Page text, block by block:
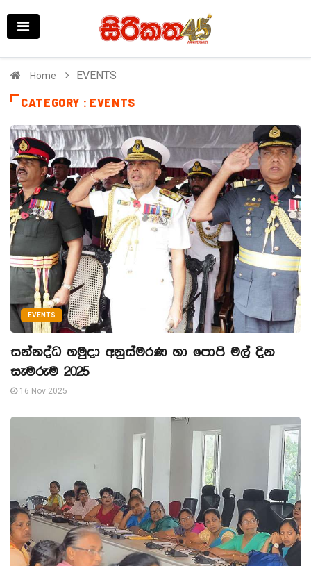
Home EVENTS
CATEGORY : EVENTS
EVENTS
සන්නද්ධ හමුදා අනුස්මරණ හා පොපි මල් දින
සැමරුම 2025
16 Nov 2025